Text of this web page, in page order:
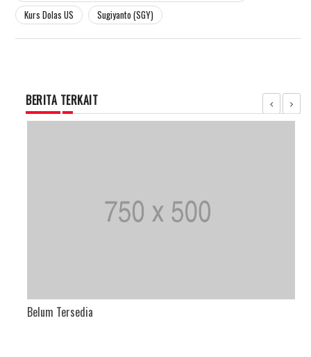
Kurs Dolas US
Sugiyanto (SGY)
BERITA TERKAIT
Belum Tersedia